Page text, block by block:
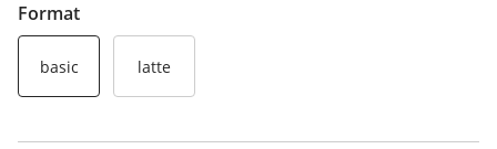
Format
basic latte